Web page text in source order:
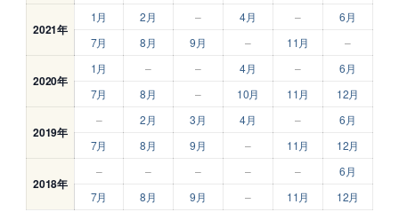
2021年
1月 2月 – 4月 –
6月
7月
8月 9月 – 11月 –
2020年
1月 – – 4月 –
6月
7月
8月 – 10月 11月 12月
2019年
– 2月 3月 4月 –
6月
7月
8月 9月 – 11月 12月
2018年
– – – – –
6月
7月
8月 9月 – 11月 12月